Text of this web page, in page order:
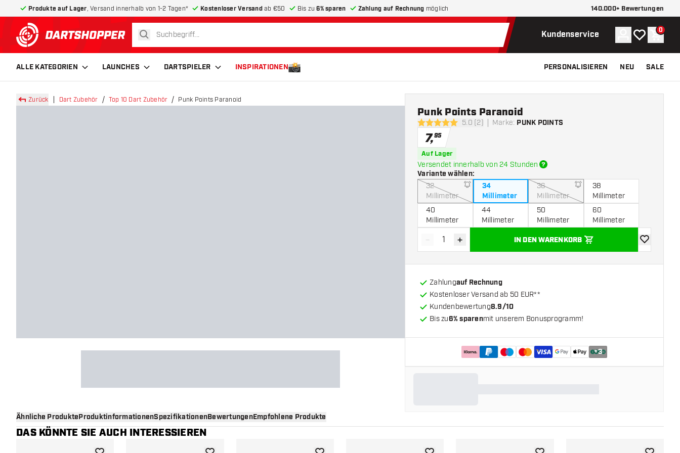
Produkte auf Lager , Versand innerhalb von 1-2 Tagen* Kostenloser Versandab €50 Bis zu6% sparen Zahlung auf Rechnung möglich 140.000+ Bewertungen
zurück zur Startseite
suchen Kundenservice Konto
Meine 0
ALLE KATEGORIEN LAUNCHES DARTSPIELER INSPIRATIONEN PERSONALISIEREN NEU SALE
Zurück Dart Zubehör Top 10 Dart Zubehör Punk Points Paranoid
5 Bewertungssterne
5.0 (2) Marke: PUNK POINTS
Punk Points Paranoid
7,95
Auf Lager
Versendet innerhalb von 24 Stunden
Variante wählen:
32
Millimeter
34
Millimeter
36
Millimeter
38
Millimeter
40
Millimeter
44
Millimeter
50
Millimeter
60
Millimeter
Menge verringern
- Menge erhöhen
+ IN DEN WARENKORB
Zur
Zahlungauf Rechnung
Kostenloser Versand ab 50 EUR**
Kundenbewertung8.9/10
Bis zu6% sparenmit unserem Bonusprogramm!
+3
Ähnliche ProdukteProduktinformationenSpezifikationenBewertungenEmpfohlene Produkte
DAS KÖNNTE SIE AUCH INTERESSIEREN